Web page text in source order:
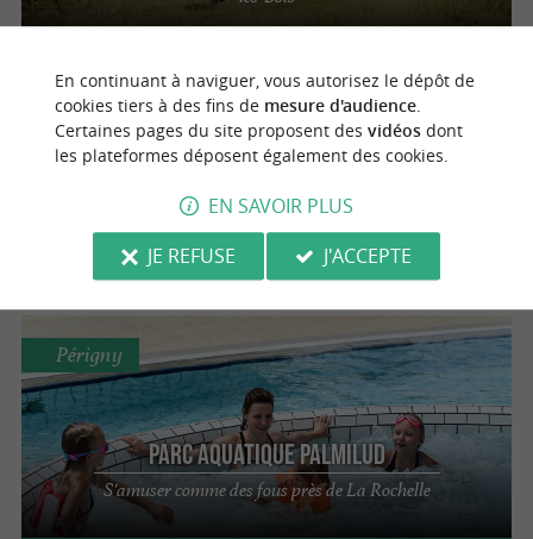
Les Ânes d'Oléron
Activités nature avec des ânes à Saint-
Georges d’Oléron
Saint-Georges-d'Oléron
Parc Aquatique Palmilud
S'amuser comme des fous près de La Rochelle
Périgny
En continuant à naviguer, vous autorisez le dépôt de
cookies tiers à des fins de mesure d'audience.
Certaines pages du site proposent des vidéosdont
les plateformes déposent également des cookies.
EN SAVOIR PLUS
JE REFUSE
J'ACCEPTE